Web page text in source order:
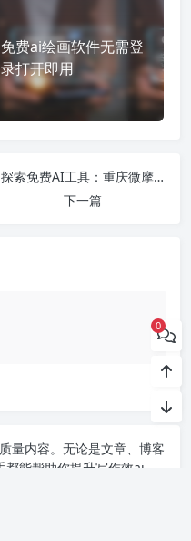
免费ai绘画软件无需登
录打开即用
探索免费AI工具：重庆微摩比科技有限公司的智能写手及更多资源下载指南
下一篇
量内容。无论是文章、博客
都能帮助你提升写作效ai
0